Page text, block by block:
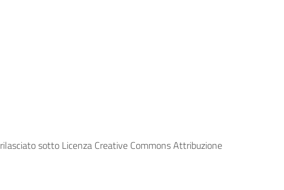
sotto Licenza Creative Commons Attribuzione